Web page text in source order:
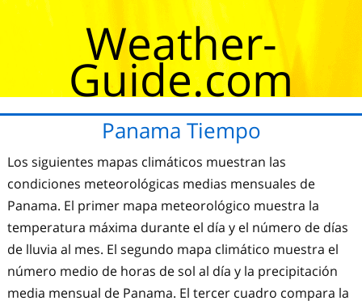
Weather-
Guide.com
Panama Tiempo
Los siguientes mapas climáticos muestran las
condiciones meteorológicas medias mensuales de
Panama. El primer mapa meteorológico muestra la
temperatura máxima durante el día y el número de días
de lluvia al mes. El segundo mapa climático muestra el
número medio de horas de sol al día y la precipitación
media mensual de Panama. El tercer cuadro compara la